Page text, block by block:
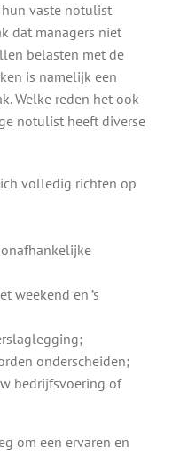
vaste notulist
dat managers niet
belasten met de
is namelijk een
Welke reden het ook
notulist heeft diverse
volledig richten op
weekend en ’s
onderscheiden;
bedrijfsvoering of
om een ervaren en